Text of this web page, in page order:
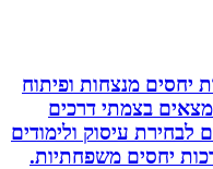
מנצחות ופיתוח
בצמתי דרכים
עיסוק ולימודים
יחסים משפחתיות.